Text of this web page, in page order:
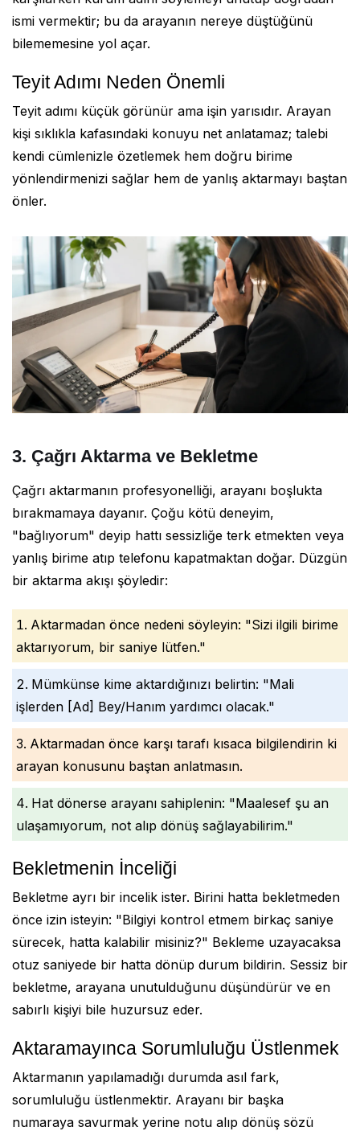
ismi vermektir; bu da arayanın nereye düştüğünü
bilememesine yol açar.
Teyit Adımı Neden Önemli
Teyit adımı küçük görünür ama işin yarısıdır. Arayan
kişi sıklıkla kafasındaki konuyu net anlatamaz; talebi
kendi cümlenizle özetlemek hem doğru birime
yönlendirmenizi sağlar hem de yanlış aktarmayı baştan
önler.
3. Çağrı Aktarma ve Bekletme
Çağrı aktarmanın profesyonelliği, arayanı boşlukta
bırakmamaya dayanır. Çoğu kötü deneyim,
"bağlıyorum" deyip hattı sessizliğe terk etmekten veya
yanlış birime atıp telefonu kapatmaktan doğar. Düzgün
bir aktarma akışı şöyledir:
Aktarmadan önce nedeni söyleyin: "Sizi ilgili birime
aktarıyorum, bir saniye lütfen."
Mümkünse kime aktardığınızı belirtin: "Mali
işlerden [Ad] Bey/Hanım yardımcı olacak."
Aktarmadan önce karşı tarafı kısaca bilgilendirin ki
arayan konusunu baştan anlatmasın.
Hat dönerse arayanı sahiplenin: "Maalesef şu an
ulaşamıyorum, not alıp dönüş sağlayabilirim."
Bekletmenin İnceliği
Bekletme ayrı bir incelik ister. Birini hatta bekletmeden
önce izin isteyin: "Bilgiyi kontrol etmem birkaç saniye
sürecek, hatta kalabilir misiniz?" Bekleme uzayacaksa
otuz saniyede bir hatta dönüp durum bildirin. Sessiz bir
bekletme, arayana unutulduğunu düşündürür ve en
sabırlı kişiyi bile huzursuz eder.
Aktaramayınca Sorumluluğu Üstlenmek
Aktarmanın yapılamadığı durumda asıl fark,
sorumluluğu üstlenmektir. Arayanı bir başka
numaraya savurmak yerine notu alıp dönüş sözü